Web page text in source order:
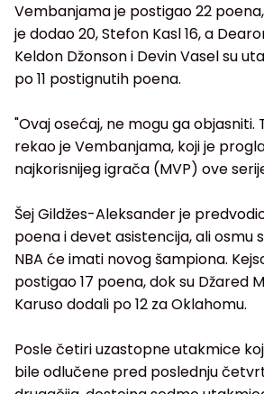
Vembanjama je postigao 22
je dodao 20, Stefon Kasl 16, a
Keldon Džonson i Devin Vasel su
po 11 postignutih poena.
"Ovaj osećaj, ne mogu ga objasniti.
rekao je Vembanjama, koji je
najkorisnijeg igrača (MVP) ove
Šej Gildžes-Aleksander je
poena i devet asistencija, ali osmu
NBA će imati novog šampiona.
postigao 17 poena, dok su Džared
Karuso dodali po 12 za Oklahomu.
Posle četiri uzastopne utakmice
bile odlučene pred poslednju